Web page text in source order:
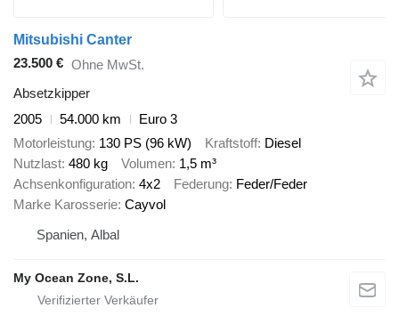
Mitsubishi Canter
23.500 € Ohne MwSt.
Absetzkipper
2005
54.000 km
Euro 3
Motorleistung 130 PS (96 kW) Kraftstoff Diesel
Nutzlast 480 kg Volumen 1,5 m³
Achsenkonfiguration 4x2 Federung Feder/Feder
Marke Karosserie Cayvol
Spanien, Albal
My Ocean Zone, S.L.